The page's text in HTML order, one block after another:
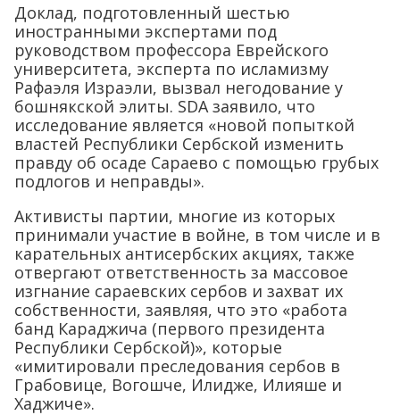
Доклад, подготовленный шестью
иностранными экспертами под
руководством профессора Еврейского
университета, эксперта по исламизму
Рафаэля Израэли, вызвал негодование у
бошнякской элиты. SDA заявило, что
исследование является «новой попыткой
властей Республики Сербской изменить
правду об осаде Сараево с помощью грубых
подлогов и неправды».
Активисты партии, многие из которых
принимали участие в войне, в том числе и в
карательных антисербских акциях, также
отвергают ответственность за массовое
изгнание сараевских сербов и захват их
собственности, заявляя, что это «работа
банд Караджича (первого президента
Республики Сербской)», которые
«имитировали преследования сербов в
Грабовице, Вогошче, Илидже, Илияше и
Хаджиче».